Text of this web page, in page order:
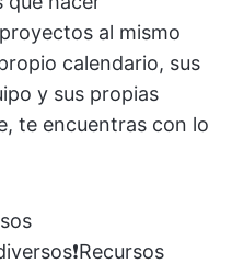
al mismo
calendario, sus
y sus propias
te encuentras con lo